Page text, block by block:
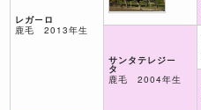
レガーロ
鹿毛 2013年生
サンタテレジー
タ
鹿毛 2004年生